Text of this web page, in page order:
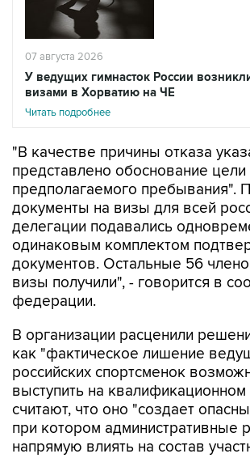
07 августа 2026
У ведущих гимнасток России
визами в Хорватию на ЧЕ
Читать подробнее
"В качестве причины отказа
представлено обоснование цели
предполагаемого пребывания".
документы на визы для всей
делегации подавались
одинаковым комплектом
документов. Остальные 56
визы получили", - говорится в
федерации.
В организации расценили
как "фактическое лишение
российских спортсменок
выступить на квалификационном
считают, что оно "создает
при котором административные
напрямую влиять на состав